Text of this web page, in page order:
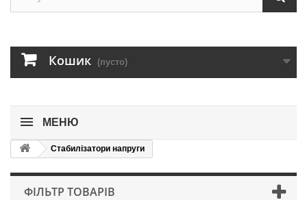
Кошик (пусто)
МЕНЮ
Стабилізатори напруги
ФІЛЬТР ТОВАРІВ